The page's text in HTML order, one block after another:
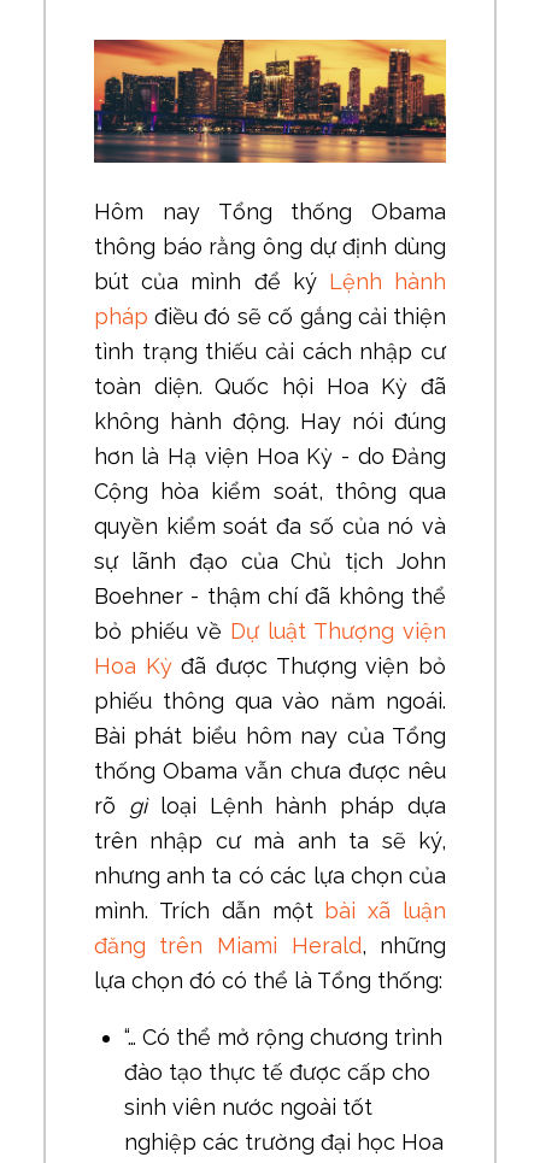
Hôm nay Tổng thống Obama
thông báo rằng ông dự định dùng
bút của mình để ký Lệnh hành
pháp điều đó sẽ cố gắng cải thiện
tình trạng thiếu cải cách nhập cư
toàn diện. Quốc hội Hoa Kỳ đã
không hành động. Hay nói đúng
hơn là Hạ viện Hoa Kỳ - do Đảng
Cộng hòa kiểm soát, thông qua
quyền kiểm soát đa số của nó và
sự lãnh đạo của Chủ tịch John
Boehner - thậm chí đã không thể
bỏ phiếu về Dự luật Thượng viện
Hoa Kỳđã được Thượng viện bỏ
phiếu thông qua vào năm ngoái.
Bài phát biểu hôm nay của Tổng
thống Obama vẫn chưa được nêu
rõ gìloại Lệnh hành pháp dựa
trên nhập cư mà anh ta sẽ ký,
nhưng anh ta có các lựa chọn của
mình. Trích dẫn một bài xã luận
đăng trên Miami Herald, những
lựa chọn đó có thể là Tổng thống:
“… Có thể mở rộng chương trình
đào tạo thực tế được cấp cho
sinh viên nước ngoài tốt
nghiệp các trường đại học Hoa